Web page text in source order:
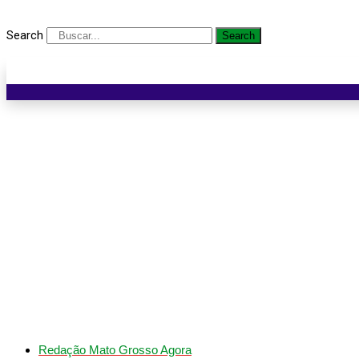
Search Search
Redação Mato Grosso Agora